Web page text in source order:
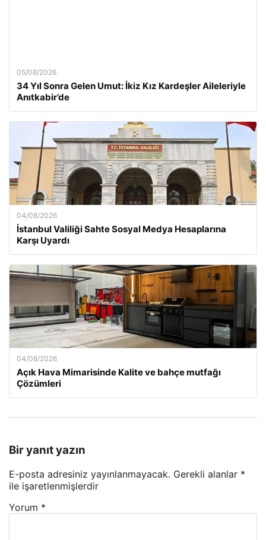
05/08/2026
34 Yıl Sonra Gelen Umut: İkiz Kız Kardeşler Aileleriyle
Anıtkabir’de
04/08/2026
İstanbul Valiliği Sahte Sosyal Medya Hesaplarına
Karşı Uyardı
04/08/2026
Açık Hava Mimarisinde Kalite ve bahçe mutfağı
Çözümleri
Bir yanıt yazın
E-posta adresiniz yayınlanmayacak. Gerekli alanlar *
ile işaretlenmişlerdir
Yorum *